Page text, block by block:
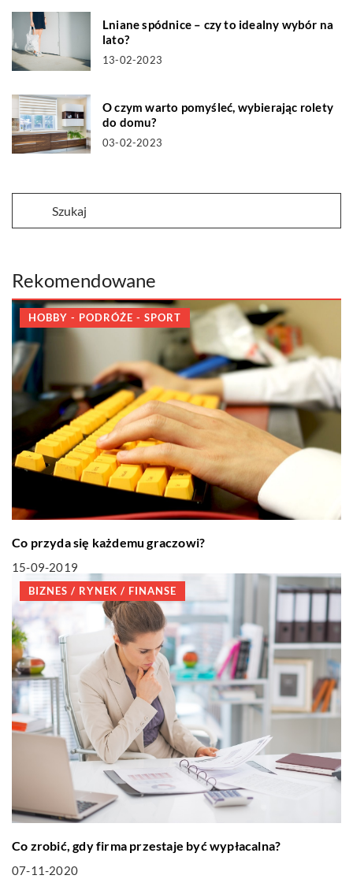
Lniane spódnice – czy to idealny wybór na
lato?
13-02-2023
O czym warto pomyśleć, wybierając rolety
do domu?
03-02-2023
Rekomendowane
HOBBY - PODRÓŻE - SPORT
Co przyda się każdemu graczowi?
15-09-2019
BIZNES / RYNEK / FINANSE
Co zrobić, gdy firma przestaje być wypłacalna?
07-11-2020